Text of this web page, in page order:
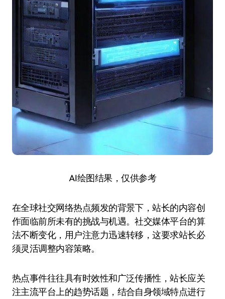
AI绘图结果，仅供参考
在全球社交网络热点频发的背景下，站长的内容创
作面临前所未有的挑战与机遇。社交媒体平台的算
法不断变化，用户注意力迅速转移，这要求站长必
须灵活调整内容策略。
热点事件往往具有时效性和广泛传播性，站长应关
注主流平台上的趋势话题，结合自身领域特点进行